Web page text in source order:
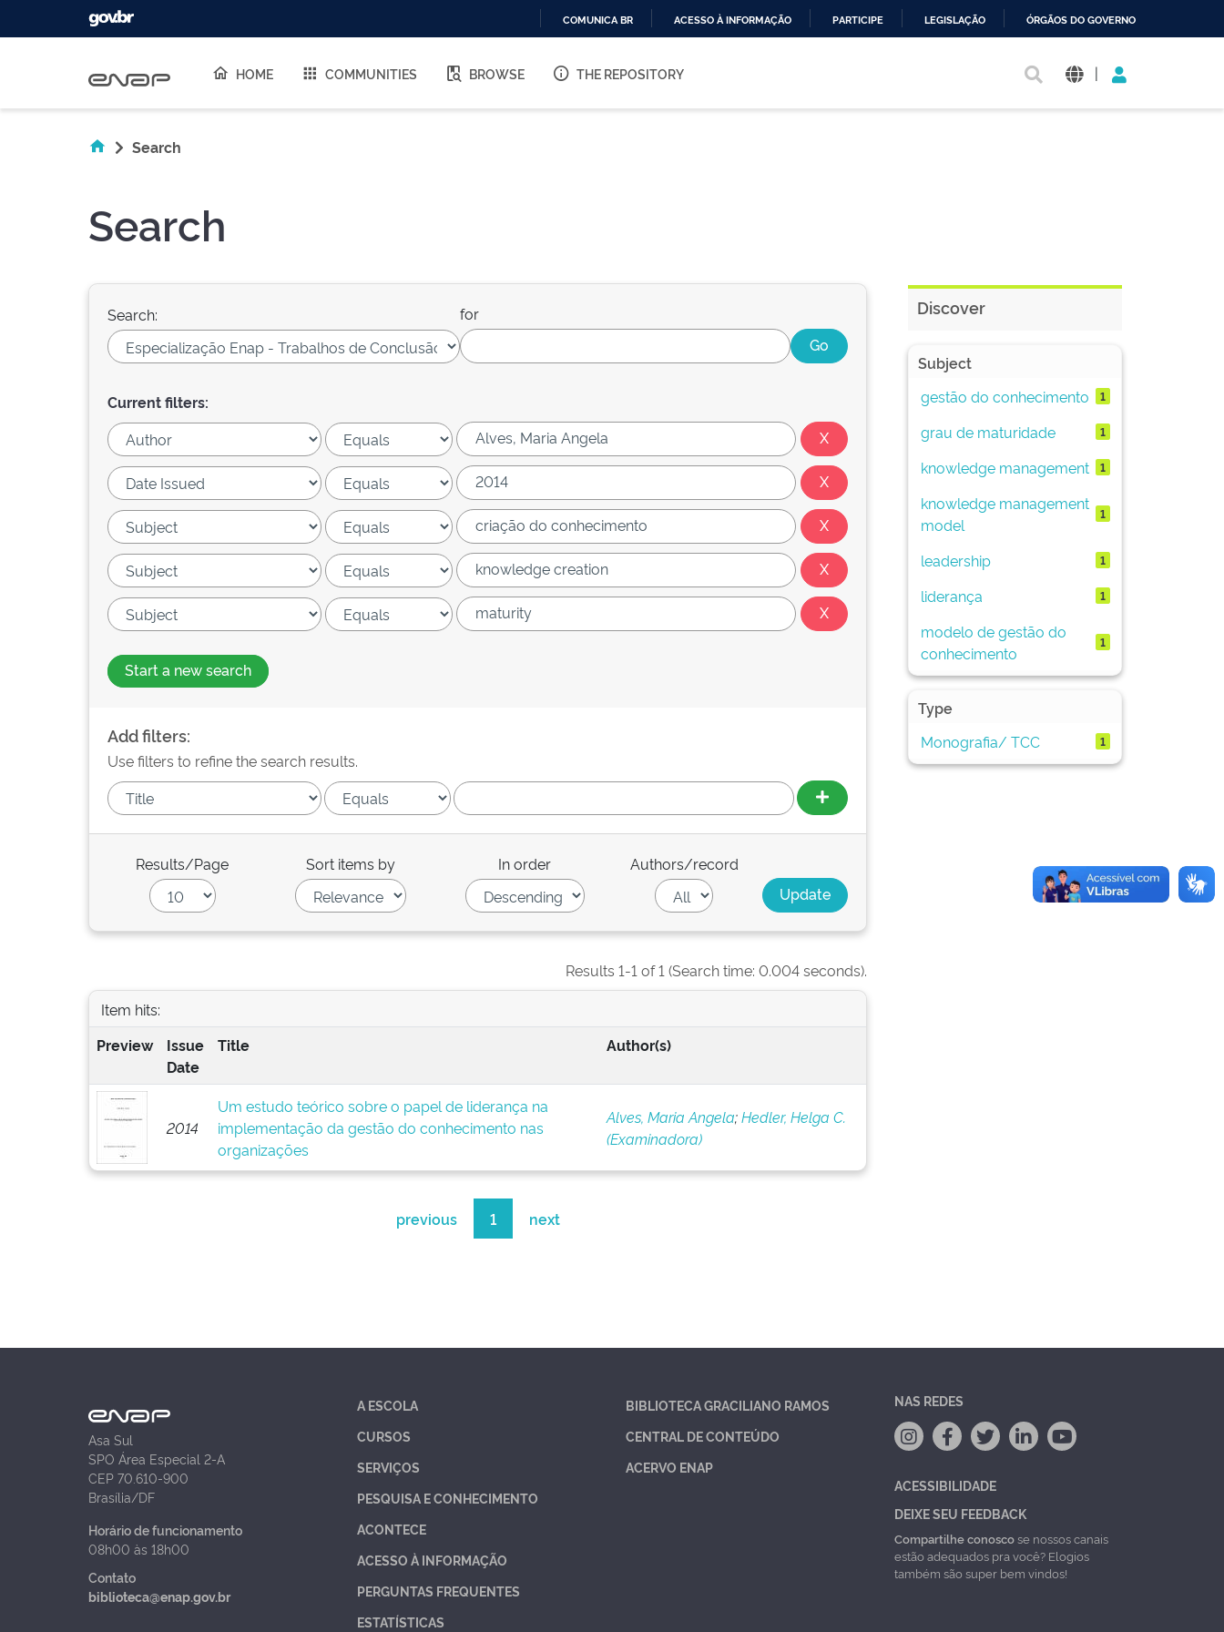
O
COMUNICA BR ACESSO À INFORMAÇÃO PARTICIPE LEGISLAÇÃO ÓRGÃOS DO GOVERNO
HOME COMMUNITIES BROWSE THE REPOSITORY |
Search
Search
Search: for
Current filters:
Start a new search
Add filters:
Use filters to refine the search results.
Results/Page Sort items by In order Authors/record
Results 1-1 of 1 (Search time: 0.004 seconds).
Item hits:
Preview
Issue
Date
Title Author(s)
2014
Um estudo teórico sobre o papel de liderança na
implementação da gestão do conhecimento nas
organizações
Alves, Maria Angela;Hedler, Helga C.
(Examinadora)
previous 1 next
Discover
Subject
gestão do conhecimento
1
grau de maturidade 1
knowledge management 1
knowledge management
model
1
leadership 1
liderança 1
modelo de gestão do
conhecimento
1
Type
Monografia/ TCC
1
Asa Sul
SPO Área Especial 2-A
CEP 70.610-900
Brasília/DF
Horário de funcionamento
08h00 às 18h00
Contato
biblioteca@enap.gov.br
A ESCOLA
CURSOS
SERVIÇOS
PESQUISA E CONHECIMENTO
ACONTECE
ACESSO À INFORMAÇÃO
PERGUNTAS FREQUENTES
ESTATÍSTICAS
BIBLIOTECA GRACILIANO RAMOS
CENTRAL DE CONTEÚDO
ACERVO ENAP
NAS REDES
ACESSIBILIDADE
DEIXE SEU FEEDBACK
Compartilhe conoscose nossos canais
estão adequados pra você? Elogios
também são super bem vindos!